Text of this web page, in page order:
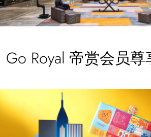
Go Royal 帝赏会员尊